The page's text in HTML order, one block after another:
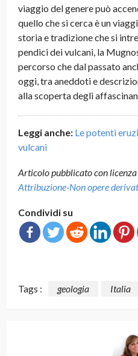
viaggio del genere può
quello che si cerca è un
storia e tradizione che si
pendici dei vulcani, la
percorso che dal passato
oggi, tra aneddoti e
alla scoperta degli
Leggi anche: Le potenti
vulcani
Articolo pubblicato con licenza
Attribuzione-Non opere
Condividi su
Tags : geologia Italia